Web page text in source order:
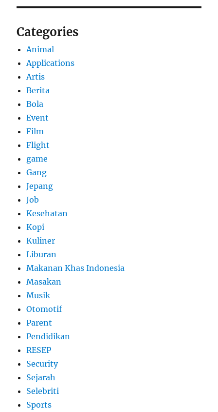
Categories
Animal
Applications
Artis
Berita
Bola
Event
Film
Flight
game
Gang
Jepang
Job
Kesehatan
Kopi
Kuliner
Liburan
Makanan Khas Indonesia
Masakan
Musik
Otomotif
Parent
Pendidikan
RESEP
Security
Sejarah
Selebriti
Sports